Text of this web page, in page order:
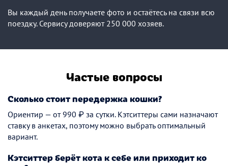
Вы каждый день получаете фото и остаётесь на связи всю
поездку. Сервису доверяют 250 000 хозяев.
Частые вопросы
Сколько стоит передержка кошки?
Ориентир — от 990 ₽ за сутки. Кэтситтеры сами назначают
ставку в анкетах, поэтому можно выбрать оптимальный
вариант.
Кэтситтер берёт кота к себе или приходит ко